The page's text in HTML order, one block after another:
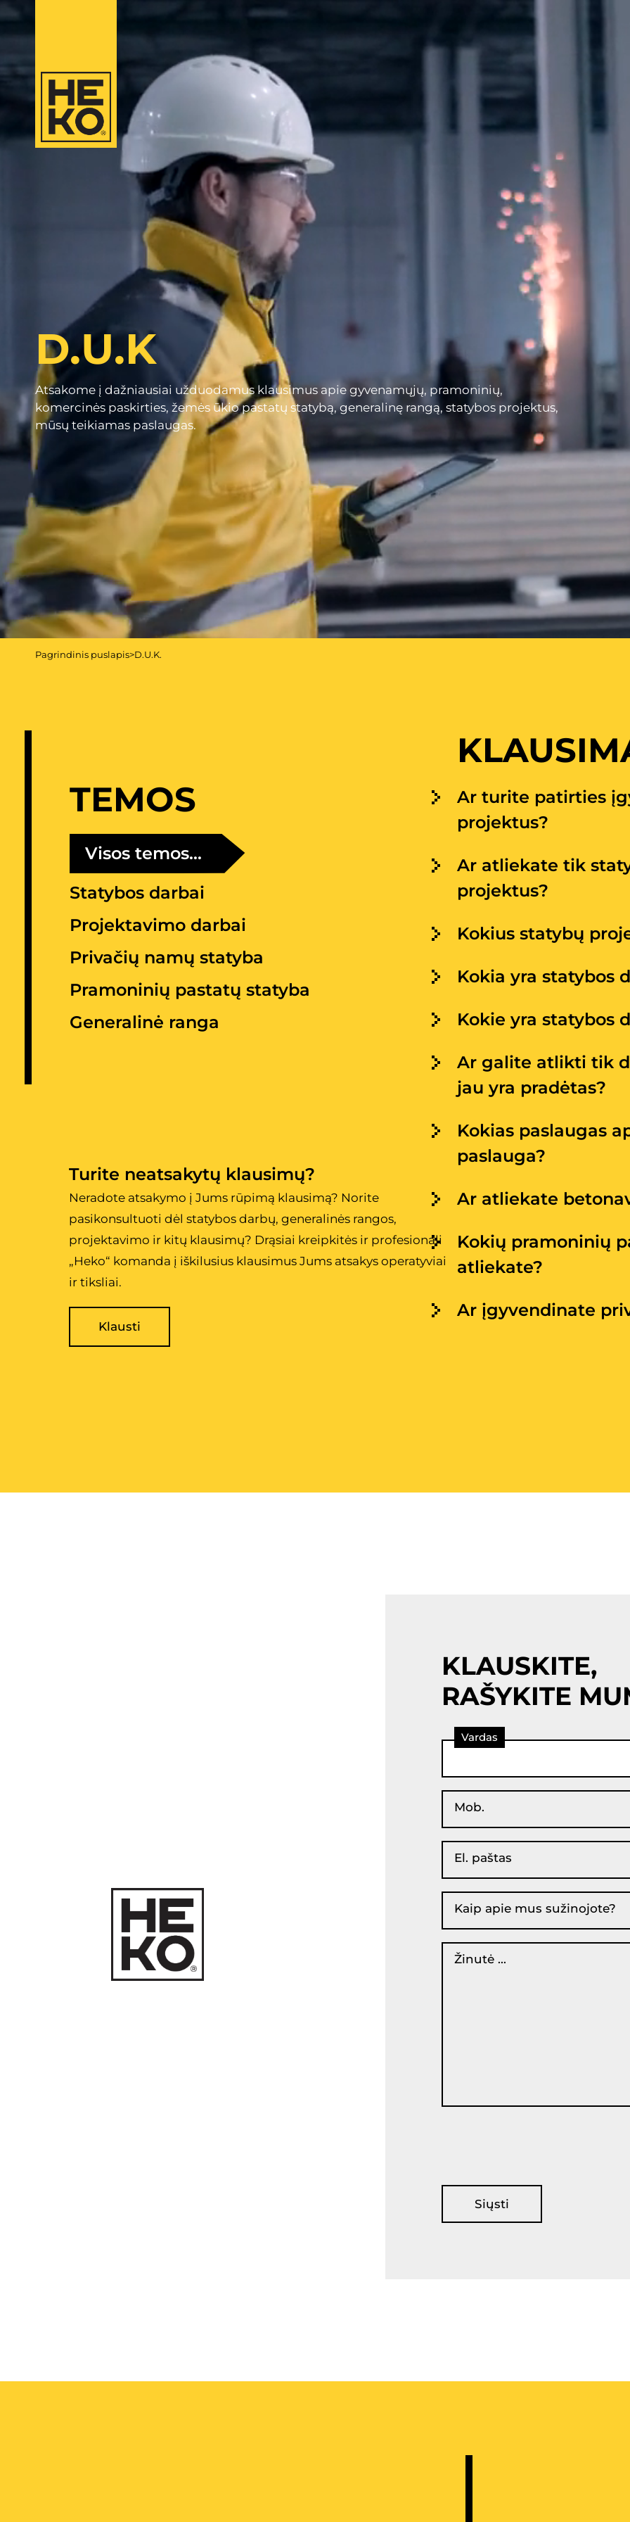
D.U.K
Atsakome į dažniausiai užduodamus klausimus apie gyvenamųjų, pramoninių,
komercinės paskirties, žemės ūkio pastatų statybą, generalinę rangą, statybos projektus,
mūsų teikiamas paslaugas.
Pagrindinis puslapis>D.U.K.
TEMOS
Visos temos...
Statybos darbai
Projektavimo darbai
Privačių namų statyba
Pramoninių pastatų statyba
Generalinė ranga
Turite neatsakytų klausimų?
Neradote atsakymo į Jums rūpimą klausimą? Norite
pasikonsultuoti dėl statybos darbų, generalinės rangos,
projektavimo ir kitų klausimų? Drąsiai kreipkitės ir profesionali
„Heko“ komanda į iškilusius klausimus Jums atsakys operatyviai
ir tiksliai.
Klausti
Ar turite patirties
projektus?
Ar atliekate tik
projektus?
Kokius statybų
Kokia yra statybos
Kokie yra statybos
Ar galite atlikti tik
jau yra pradėtas?
Kokias paslaugas
paslauga?
Ar atliekate
Kokių pramoninių
atliekate?
Ar įgyvendinate
KLAUSKITE,
RAŠYKITE
Vardas
Mob.
El. paštas
Kaip apie mus sužinojote?
Žinutė ...